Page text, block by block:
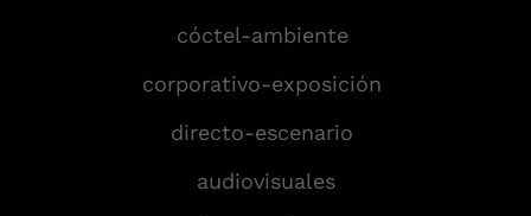
cóctel-ambiente
corporativo-exposición
directo-escenario
audiovisuales